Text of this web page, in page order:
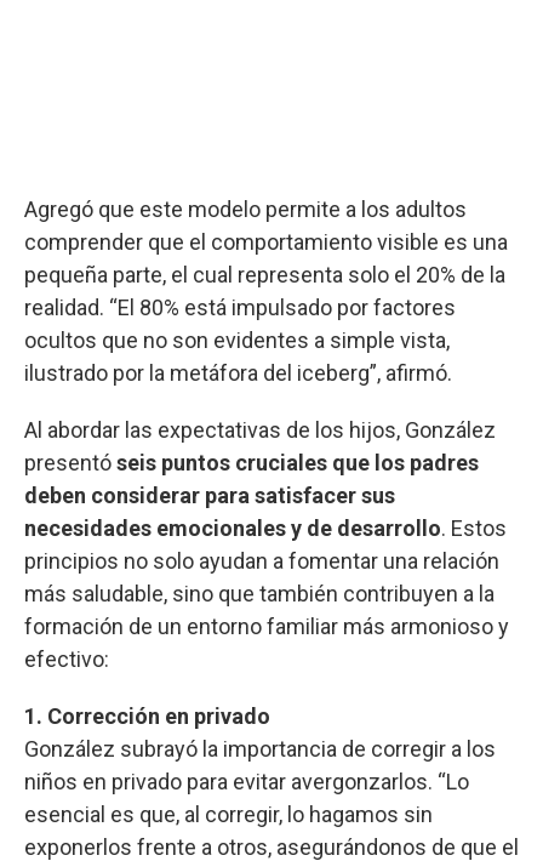
Agregó que este modelo permite a los adultos
comprender que el comportamiento visible es una
pequeña parte, el cual representa solo el 20% de la
realidad. “El 80% está impulsado por factores
ocultos que no son evidentes a simple vista,
ilustrado por la metáfora del iceberg”, afirmó.
Al abordar las expectativas de los hijos, González
presentóseis puntos cruciales que los padres
deben considerar para satisfacer sus
necesidades emocionales y de desarrollo. Estos
principios no solo ayudan a fomentar una relación
más saludable, sino que también contribuyen a la
formación de un entorno familiar más armonioso y
efectivo:
1. Corrección en privado
González subrayó la importancia de corregir a los
niños en privado para evitar avergonzarlos. “Lo
esencial es que, al corregir, lo hagamos sin
exponerlos frente a otros, asegurándonos de que el